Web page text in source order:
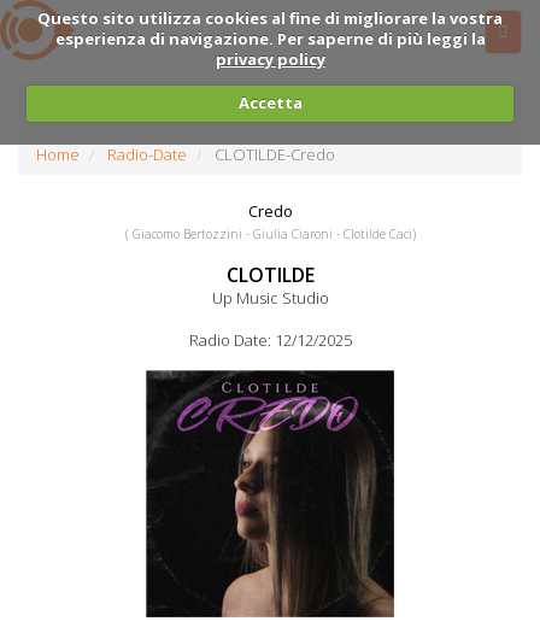
Questo sito utilizza cookies al fine di migliorare la vostra
esperienza di navigazione. Per saperne di più leggi la
privacy policy
Accetta
Home Radio-Date CLOTILDE-Credo
Credo
( Giacomo Bertozzini - Giulia Ciaroni - Clotilde Caci)
CLOTILDE
Up Music Studio
Radio Date: 12/12/2025